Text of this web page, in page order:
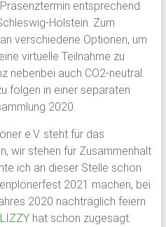
entsprechend
Holstein. Zum
verschiedene Optionen, um
virtuelle Teilnahme zu
nebenbei auch CO2-neutral.
folgen in einer separaten
2020.
e.V. steht für das
wir stehen für Zusammenhalt
ich an dieser Stelle schon
2021 machen, bei
2020 nachträglich feiern
hat schon zugesagt.